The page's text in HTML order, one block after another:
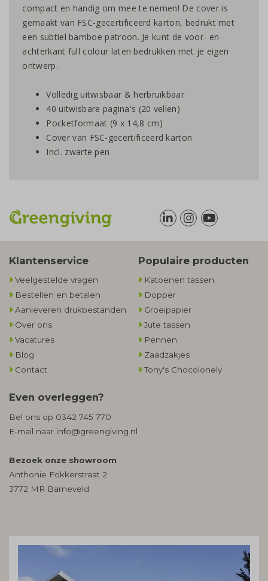
compact en handig om mee te nemen! De cover is
gemaakt van FSC-gecertificeerd karton, bedrukt met
een subtiel bamboe patroon. Je kunt de voor- en
achterkant full colour laten bedrukken met je eigen
ontwerp.
Volledig uitwisbaar & herbruikbaar
40 uitwisbare pagina's (20 vellen)
Pocketformaat (9 x 14,8 cm)
Cover van FSC-gecertificeerd karton
Incl. zwarte pen
Klantenservice
Veelgestelde vragen
Bestellen en betalen
Aanleveren drukbestanden
Over ons
Vacatures
Blog
Contact
Populaire producten
Katoenen tassen
Dopper
Groeipapier
Jute tassen
Pennen
Zaadzakjes
Tony's Chocolonely
Even overleggen?
Bel ons op 0342 745 770
E-mail naar info@greengiving.nl
Bezoek onze showroom
Anthonie Fokkerstraat 2
3772 MR Barneveld